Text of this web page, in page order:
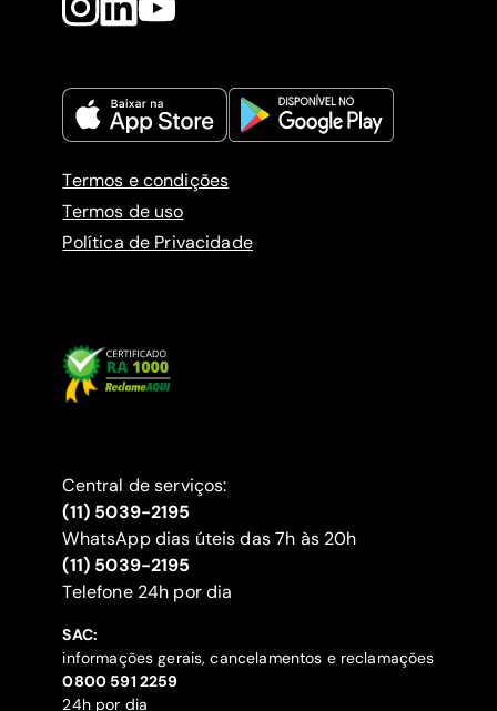
Termos e condições
Termos de uso
Política de Privacidade
Central de serviços:
(11) 5039-2195
WhatsApp dias úteis das 7h às 20h
(11) 5039-2195
‍Telefone 24h por dia
SAC:
informações gerais, cancelamentos e reclamações
‍0800 591 2259
24h por dia